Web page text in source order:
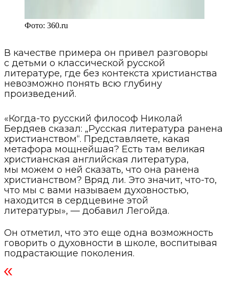
Фото: 360.ru
В качестве примера он привел разговоры
с детьми о классической русской
литературе, где без контекста христианства
невозможно понять всю глубину
произведений.
«Когда-то русский философ Николай
Бердяев сказал: „Русская литература ранена
христианством“. Представляете, какая
метафора мощнейшая? Есть там великая
христианская английская литература,
мы можем о ней сказать, что она ранена
христианством? Вряд ли. Это значит, что-то,
что мы с вами называем духовностью,
находится в сердцевине этой
литературы», — добавил Легойда.
Он отметил, что это еще одна возможность
говорить о духовности в школе, воспитывая
подрастающие поколения.